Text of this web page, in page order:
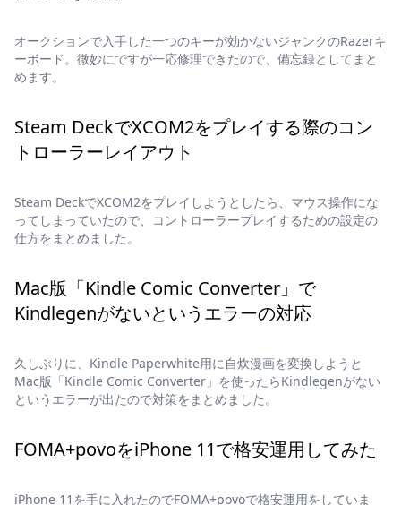
オークションで入手した一つのキーが効かないジャンクのRazerキ
ーボード。微妙にですが一応修理できたので、備忘録としてまと
めます。
Steam DeckでXCOM2をプレイする際のコン
トローラーレイアウト
Steam DeckでXCOM2をプレイしようとしたら、マウス操作にな
ってしまっていたので、コントローラープレイするための設定の
仕方をまとめました。
Mac版「Kindle Comic Converter」で
Kindlegenがないというエラーの対応
久しぶりに、Kindle Paperwhite用に自炊漫画を変換しようと
Mac版「Kindle Comic Converter」を使ったらKindlegenがない
というエラーが出たので対策をまとめました。
FOMA+povoをiPhone 11で格安運用してみた
iPhone 11を手に入れたのでFOMA+povoで格安運用をしていま